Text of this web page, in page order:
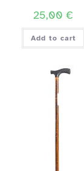
25,00 €
Add to cart